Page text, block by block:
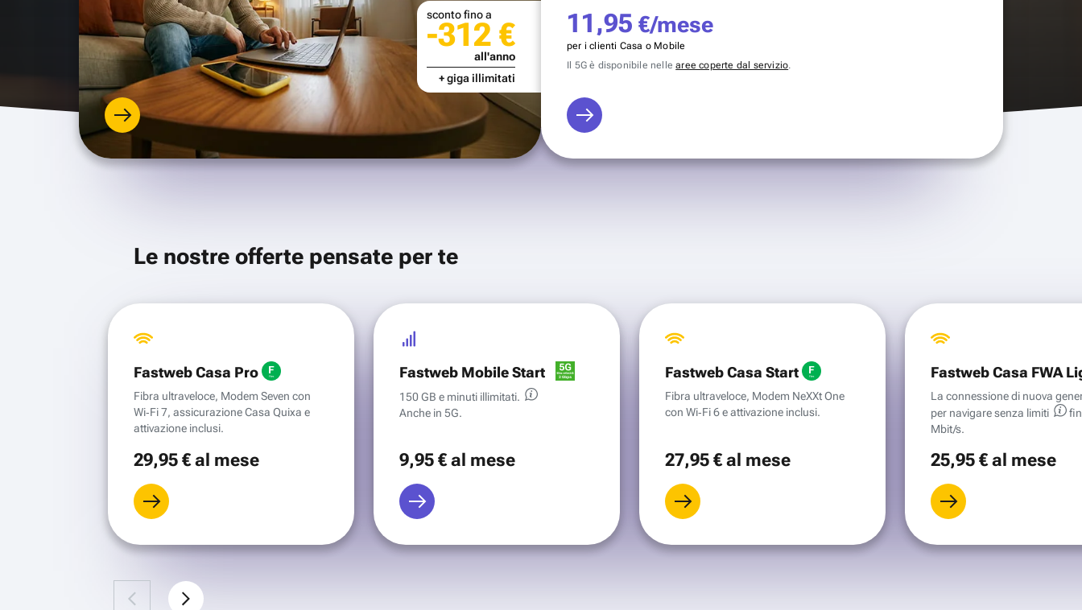
sconto fino a
-312 €
all'anno
+ giga illimitati
11,95 €/mese
per i clienti Casa o Mobile
Il 5G è disponibile nellearee coperte dal servizio.
Le nostre offerte pensate per te
Fastweb Casa Pro
Fibra ultraveloce, Modem Seven con
Wi‑Fi 7, assicurazione Casa Quixa e
attivazione inclusi.
29,95 €al mese
Fastweb Mobile Start
150 GB e minuti illimitati.
Anche in 5G.
9,95 €al mese
Fastweb Casa Start
Fibra ultraveloce, Modem NeXXt One
con Wi‑Fi 6 e attivazione inclusi.
27,95 €al mese
Fastweb Casa FWA
La connessione di nuova
per navigare senza limiti
Mbit/s.
25,95 €al mese